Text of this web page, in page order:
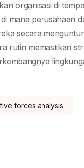
organisasi di
mana perusahaan
secara
rutin memastikan
five forces analysis